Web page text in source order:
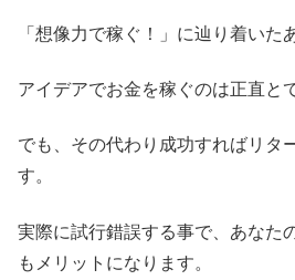
「想像力で稼ぐ！」に辿り着いた
アイデアでお金を稼ぐのは正直と
でも、その代わり成功すればリタ
す。
実際に試行錯誤する事で、あなた
もメリットになります。